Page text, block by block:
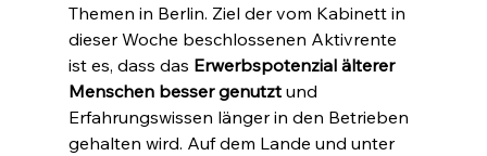
Themen in Berlin. Ziel der vom Kabinett in
dieser Woche beschlossenen Aktivrente
ist es, dass das Erwerbspotenzial älterer
Menschen besser genutzt und
Erfahrungswissen länger in den Betrieben
gehalten wird. Auf dem Lande und unter